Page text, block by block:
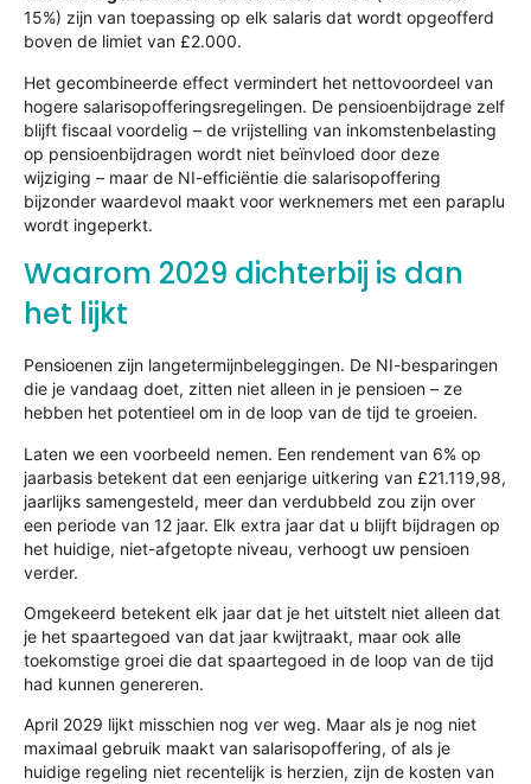
15%) zijn van toepassing op elk salaris dat wordt opgeofferd
boven de limiet van £2.000.
Het gecombineerde effect vermindert het nettovoordeel van
hogere salarisopofferingsregelingen. De pensioenbijdrage zelf
blijft fiscaal voordelig – de vrijstelling van inkomstenbelasting
op pensioenbijdragen wordt niet beïnvloed door deze
wijziging – maar de NI-efficiëntie die salarisopoffering
bijzonder waardevol maakt voor werknemers met een paraplu
wordt ingeperkt.
Waarom 2029 dichterbij is dan
het lijkt
Pensioenen zijn langetermijnbeleggingen. De NI-besparingen
die je vandaag doet, zitten niet alleen in je pensioen – ze
hebben het potentieel om in de loop van de tijd te groeien.
Laten we een voorbeeld nemen. Een rendement van 6% op
jaarbasis betekent dat een eenjarige uitkering van £21.119,98,
jaarlijks samengesteld, meer dan verdubbeld zou zijn over
een periode van 12 jaar. Elk extra jaar dat u blijft bijdragen op
het huidige, niet-afgetopte niveau, verhoogt uw pensioen
verder.
Omgekeerd betekent elk jaar dat je het uitstelt niet alleen dat
je het spaartegoed van dat jaar kwijtraakt, maar ook alle
toekomstige groei die dat spaartegoed in de loop van de tijd
had kunnen genereren.
April 2029 lijkt misschien nog ver weg. Maar als je nog niet
maximaal gebruik maakt van salarisopoffering, of als je
huidige regeling niet recentelijk is herzien, zijn de kosten van